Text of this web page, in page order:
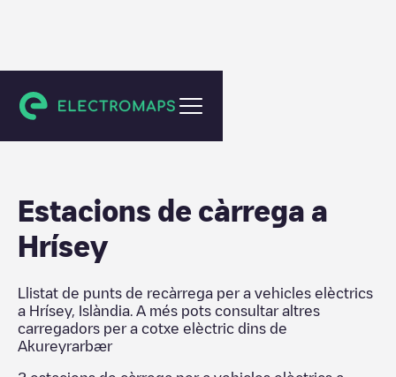
Akureyrarbær
Estacions de càrrega a
Hrísey
Llistat de punts de recàrrega per a vehicles elèctrics
a Hrísey, Islàndia . A més pots consultar altres
carregadors per a cotxe elèctric dins de
Akureyrarbær